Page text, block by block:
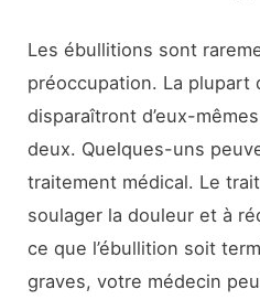
Les ébullitions sont
préoccupation. La plupart
disparaîtront d’eux-
deux. Quelques-uns
traitement médical. Le
soulager la douleur et à
ce que l’ébullition soit
graves, votre médecin